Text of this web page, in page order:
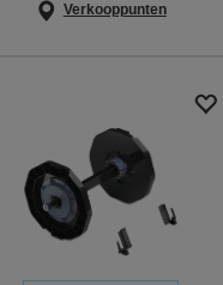
Verkooppunten